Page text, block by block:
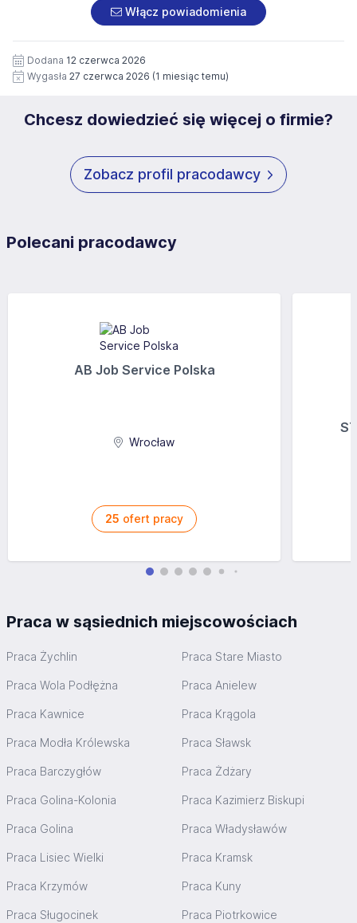
pod numerem 33 816 64 09 lub pisemnie na adres
siedziby administratora.
https://www.workprofit.pl/klauzula-informacyjna.html
załączonych dokumentach aplikacyjnych (w tym
wizerunku), na potrzeby przyszłych rekrutacji przez okres
12 miesięcy. Zgoda jest dobrowolna i może być w każdym
czasie wycofana.
Włącz powiadomienia
Dodana 12 czerwca 2026
Wygasła 27 czerwca 2026 (1 miesiąc temu)
Chcesz dowiedzieć się więcej o firmie?
Zobacz profil pracodawcy
Polecani pracodawcy
AB Job Service Polska
Wrocław
25 ofert pracy
Praca w sąsiednich miejscowościach
Praca Żychlin Praca Stare Miasto
Praca Wola Podłężna Praca Anielew
Praca Kawnice Praca Krągola
Praca Modła Królewska Praca Sławsk
Praca Barczygłów Praca Żdżary
Praca Golina-Kolonia Praca Kazimierz Biskupi
Praca Golina Praca Władysławów
Praca Lisiec Wielki Praca Kramsk
Praca Krzymów Praca Kuny
Praca Sługocinek Praca Piotrkowice